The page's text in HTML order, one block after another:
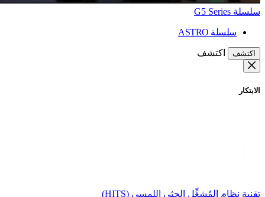
سلسلة G5 Series
سلسلة ASTRO
اكتشف اكتشف
الابتكار
تقنية نظام المُشغِّل الحثي اللمسي (HITS)